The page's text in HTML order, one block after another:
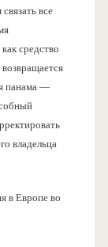
все
средство
панама —
владельца
в Европе во